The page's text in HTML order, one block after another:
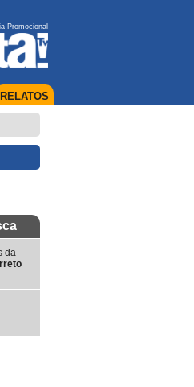
Promocional
RELATOS
da